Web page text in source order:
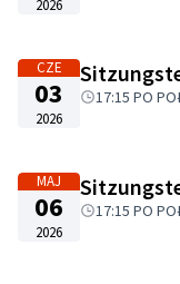
2026
CZE
03
2026
17:15 PO
MAJ
06
2026
17:15 PO